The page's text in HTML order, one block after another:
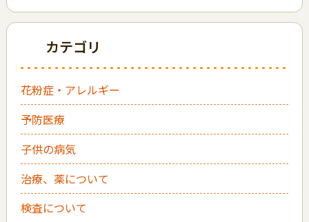
カテゴリ
花粉症・アレルギー
予防医療
子供の病気
治療、薬について
検査について